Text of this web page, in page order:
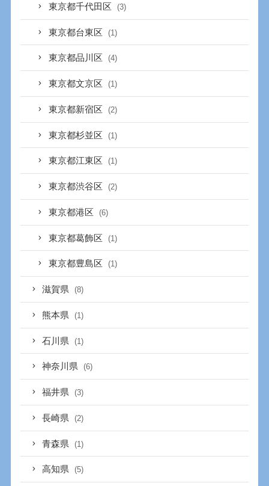
東京都千代田区 (3)
東京都台東区 (1)
東京都品川区 (4)
東京都文京区 (1)
東京都新宿区 (2)
東京都杉並区 (1)
東京都江東区 (1)
東京都渋谷区 (2)
東京都港区 (6)
東京都葛飾区 (1)
東京都豊島区 (1)
滋賀県 (8)
熊本県 (1)
石川県 (1)
神奈川県 (6)
福井県 (3)
長崎県 (2)
青森県 (1)
高知県 (5)